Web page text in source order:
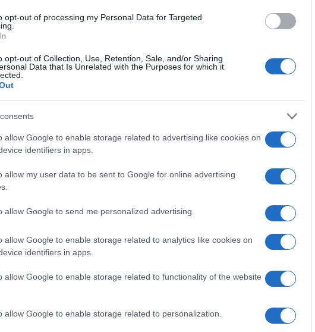
opt-out of processing my Personal Data for Targeted
opt-out of Collection, Use, Retention, Sale, and/or Sharing
Data that Is Unrelated with the Purposes for which it
allow Google to enable storage related to advertising like cookies on
identifiers in apps.
allow my user data to be sent to Google for online advertising
allow Google to send me personalized advertising.
allow Google to enable storage related to analytics like cookies on
identifiers in apps.
allow Google to enable storage related to functionality of the website
allow Google to enable storage related to personalization.
al lavoro rispetto al budget assegnato per il
comuni durante i colloqui, la tua risposta a
squalificarti dalla considerazione per un
negativa, dal momento che potresti non
lavoro che non paga abbastanza.
delle assunzioni ti giudichi per un salario
non è questo lo scopo.